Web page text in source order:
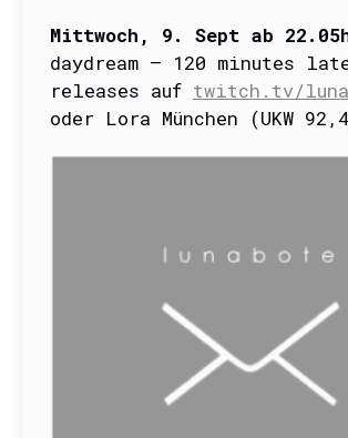
Mittwoch, 9. Sept ab
daydream – 120 minutes
releases auf twitch.tv/
oder Lora München (UKW